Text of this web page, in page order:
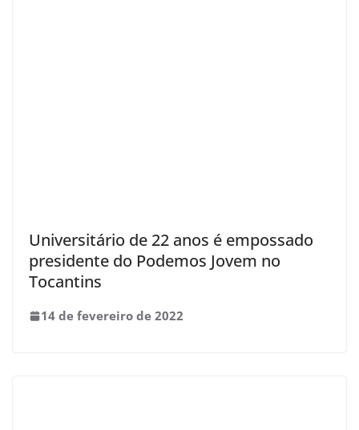
Universitário de 22 anos é empossado
presidente do Podemos Jovem no
Tocantins
14 de fevereiro de 2022